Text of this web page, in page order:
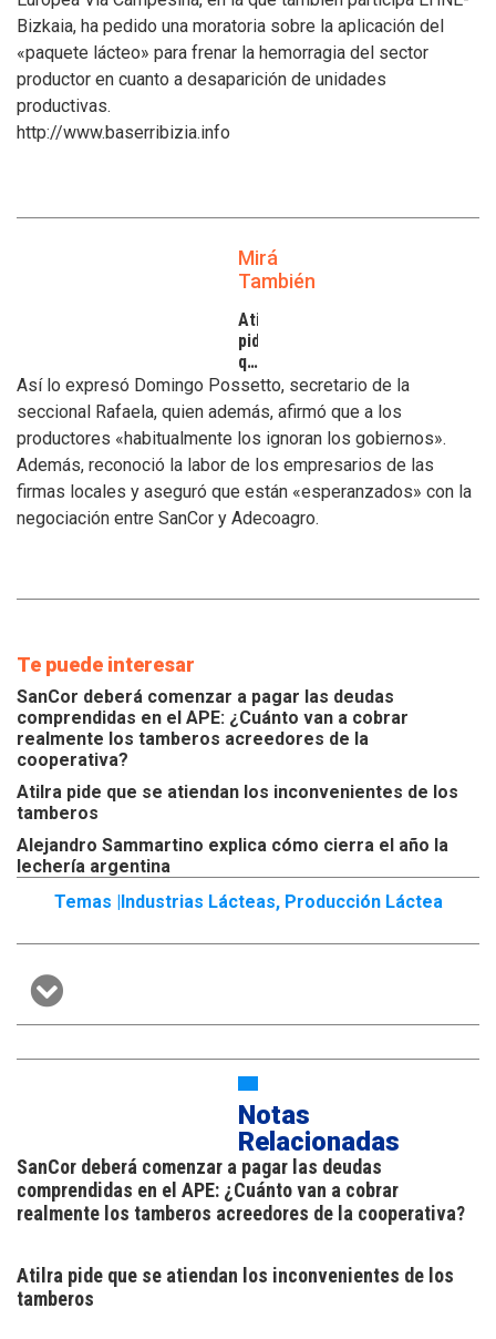
Bizkaia, ha pedido una moratoria sobre la aplicación del
«paquete lácteo» para frenar la hemorragia del sector
productor en cuanto a desaparición de unidades
productivas.
http://www.baserribizia.info
Mirá
También
Atilra
pide
que
se
atiendan
inconvenientes
de
los
tamberos
Así lo expresó Domingo Possetto, secretario de la
seccional Rafaela, quien además, afirmó que a los
productores «habitualmente los ignoran los gobiernos».
Además, reconoció la labor de los empresarios de las
firmas locales y aseguró que están «esperanzados» con la
negociación entre SanCor y Adecoagro.
Te puede interesar
SanCor deberá comenzar a pagar las deudas
comprendidas en el APE: ¿Cuánto van a cobrar
realmente los tamberos acreedores de la
cooperativa?
Atilra pide que se atiendan los inconvenientes de los
tamberos
Alejandro Sammartino explica cómo cierra el año la
lechería argentina
Temas |
Industrias Lácteas, Producción Láctea
Notas
Relacionadas
SanCor deberá comenzar a pagar las deudas
comprendidas en el APE: ¿Cuánto van a cobrar
realmente los tamberos acreedores de la cooperativa?
Atilra pide que se atiendan los inconvenientes de los
tamberos